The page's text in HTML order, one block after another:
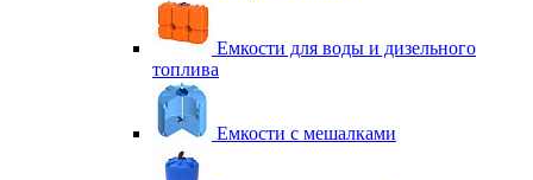
Емкости для воды и дизельного
топлива
Емкости с мешалками